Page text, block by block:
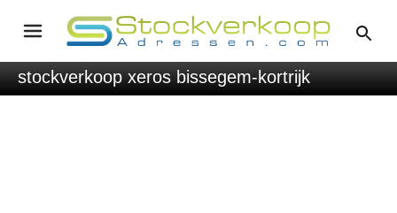
stockverkoop xeros bissegem-kortrijk